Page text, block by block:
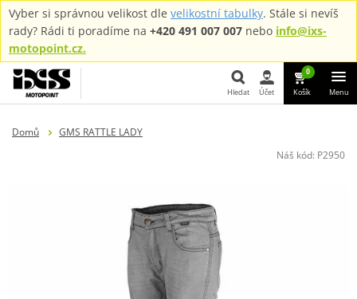
Vyber si správnou velikost dle velikostní tabulky. Stále si nevíš
rady? Rádi ti poradíme na +420 491 007 007 nebo info@ixs-
motopoint.cz.
Hledat Účet
0
Košík Menu
Domů
GMS RATTLE LADY
Náš kód: P2950